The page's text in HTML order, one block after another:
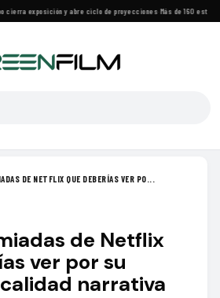
cierra exposición y abre ciclo de proyecciones·Más de 160
DE NETFLIX QUE DEBERÍAS VER PO...
de Netflix
ver por su
narrativa